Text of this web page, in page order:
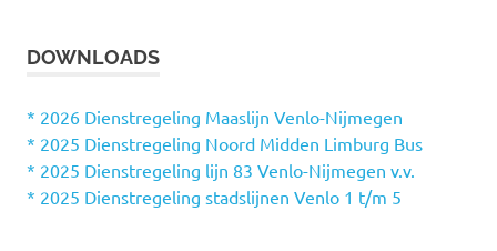
e
n
a
a
r
DOWNLOADS
* 2026 Dienstregeling Maaslijn Venlo-Nijmegen
* 2025 Dienstregeling Noord Midden Limburg Bus
* 2025 Dienstregeling lijn 83 Venlo-Nijmegen v.v.
* 2025 Dienstregeling stadslijnen Venlo 1 t/m 5